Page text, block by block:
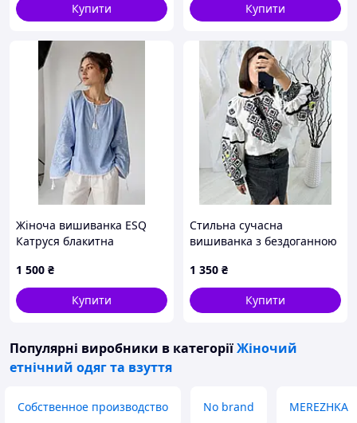
Купити
Купити
Жіноча вишиванка ESQ
Катруся блакитна
1 500 ₴
Купити
Стильна сучасна
вишиванка з бездоганною
1 350 ₴
Купити
Популярні виробники в категоріїЖіночий
етнічний одяг та взуття
Собственное производство No brand MEREZHKA